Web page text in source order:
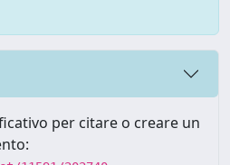
per citare o creare un